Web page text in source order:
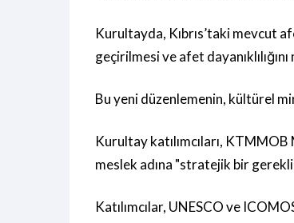
Kurultayda, Kıbrıs’taki mevcut
geçirilmesi ve afet
Bu yeni düzenlemenin, kültürel
Kurultay katılımcıları,
meslek adına "stratejik bir
Katılımcılar, UNESCO ve